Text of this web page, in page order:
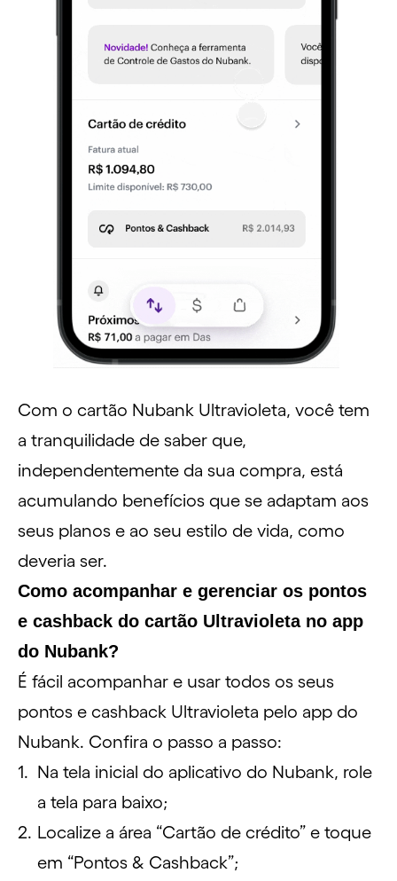
Com o cartão Nubank Ultravioleta, você tem
a tranquilidade de saber que,
independentemente da sua compra, está
acumulando benefícios que se adaptam aos
seus planos e ao seu estilo de vida, como
deveria ser.
Como acompanhar e gerenciar os pontos
e cashback do cartão Ultravioleta no app
do Nubank?
É fácil acompanhar e usar todos os seus
pontos e cashback Ultravioleta pelo app do
Nubank. Confira o passo a passo:
Na tela inicial do aplicativo do Nubank, role
a tela para baixo;
Localize a área “Cartão de crédito” e toque
em “Pontos & Cashback”;